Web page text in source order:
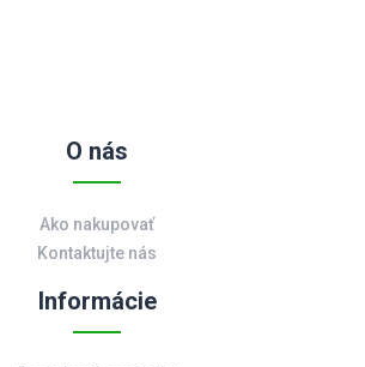
O nás
Ako nakupovať
Kontaktujte nás
Informácie